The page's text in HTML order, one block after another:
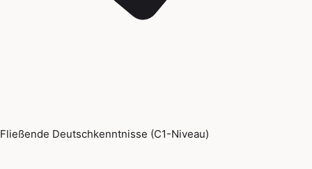
Fließende Deutschkenntnisse (C1-Niveau)